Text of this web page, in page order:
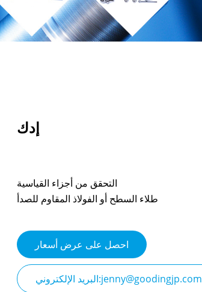
إدك
التحقق من أجزاء القياسية
طلاء السطح أو الفولاذ المقاوم للصدأ
احصل على عرض أسعار
البريد الإلكتروني:jenny@goodingjp.com